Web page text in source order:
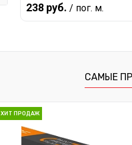
238 руб. / пог. м.
Купить в 1 клик К
САМЫЕ
ХИТ ПРОДАЖ